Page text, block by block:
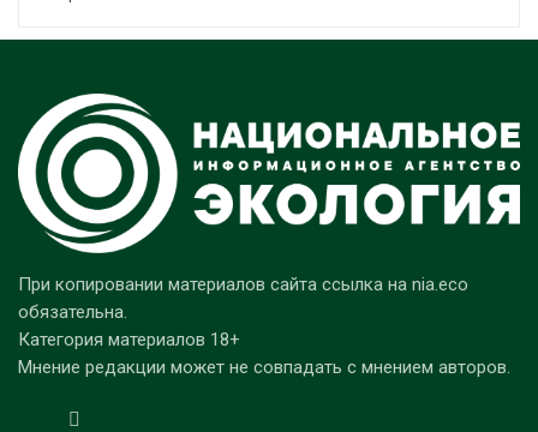
При копировании материалов сайта ссылка на nia.eco
обязательна.
Категория материалов 18+
Мнение редакции может не совпадать с мнением авторов.